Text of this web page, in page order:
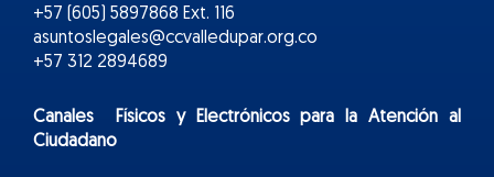
+57 (605) 5897868 Ext. 116
asuntoslegales@ccvalledupar.org.co
+57 312 2894689
Canales Físicos yElectrónicospara la Atención al
Ciudadano